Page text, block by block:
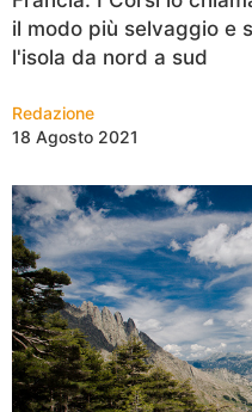
il modo più selvaggio e
l'isola da nord a sud
Redazione
18 Agosto 2021